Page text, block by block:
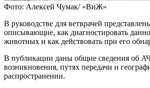
Фото: Алексей Чумак/ «ВиЖ»
В руководстве для ветврачей
описывающие, как диагностировать
животных и как действовать при его
В публикации даны общие сведения об
возникновения, путях передачи и
распространении.